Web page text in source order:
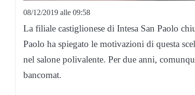
08/12/2019 alle 09:58
La filiale castiglionese di Intesa San Paolo
Paolo ha spiegato le motivazioni di questa
nel salone polivalente. Per due anni,
bancomat.